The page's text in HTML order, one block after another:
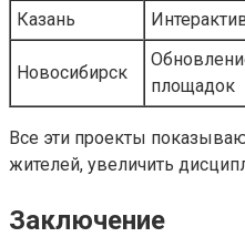
Казань
Новосибирск
площадок
Все эти проекты
жителей, увеличить
Заключение